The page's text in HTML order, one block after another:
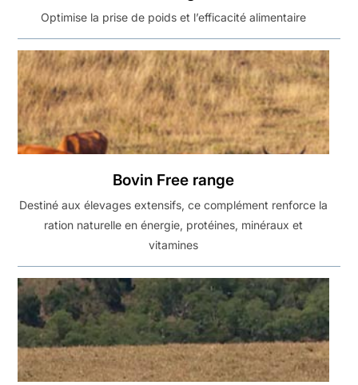
Optimise la prise de poids et l’efficacité alimentaire
Bovin Free range
Destiné aux élevages extensifs, ce complément renforce la
ration naturelle en énergie, protéines, minéraux et
vitamines